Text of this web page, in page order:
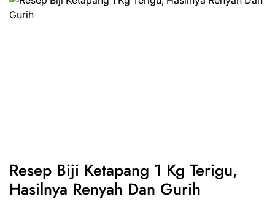
Resep Biji Ketapang 1 Kg Terigu,
Hasilnya Renyah Dan Gurih